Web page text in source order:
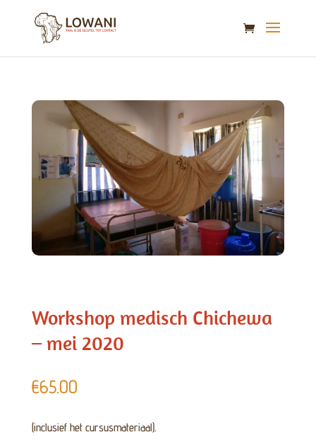
Workshop medisch Chichewa
– mei 2020
€65.00
(inclusief het cursusmateriaal).